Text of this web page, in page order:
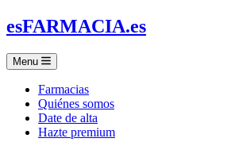
esFARMACIA.es
Menu
Farmacias
Quiénes somos
Date de alta
Hazte premium